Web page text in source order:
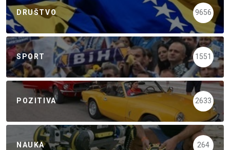
DRUŠTVO 9656
SPORT 1551
POZITIVA 2633
NAUKA 264